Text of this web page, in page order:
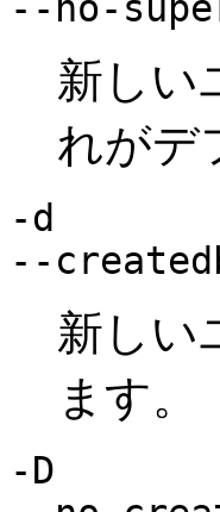
--no-
新しい
れがデ
-d
--
新しい
ます。
-D